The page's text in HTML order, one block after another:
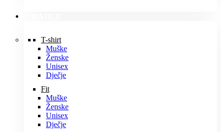
T-shirt
Muške
Ženske
Unisex
Dječje
Fit
Muške
Ženske
Unisex
Dječje